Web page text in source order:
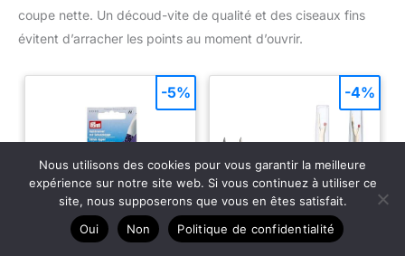
coupe nette. Un découd-vite de qualité et des ciseaux fins
évitent d’arracher les points au moment d’ouvrir.
-5% -4%
Nous utilisons des cookies pour vous garantir la meilleure
expérience sur notre site web. Si vous continuez à utiliser ce
site, nous supposerons que vous en êtes satisfait.
Oui
Non Politique de confidentialité